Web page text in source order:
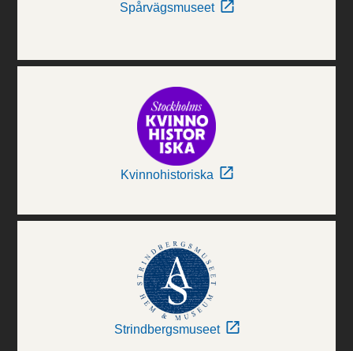
Spårvägsmuseet
Kvinnohistoriska
Strindbergsmuseet